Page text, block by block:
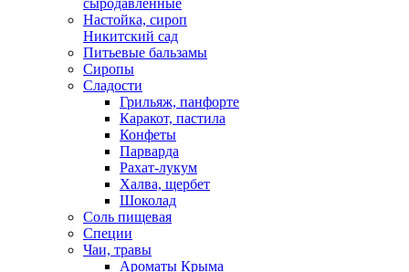
сыродавленные
Настойка, сироп
Никитский сад
Питьевые бальзамы
Сиропы
Сладости
Грильяж, панфорте
Каракот, пастила
Конфеты
Парварда
Рахат-лукум
Халва, щербет
Шоколад
Соль пищевая
Специи
Чаи, травы
Ароматы Крыма